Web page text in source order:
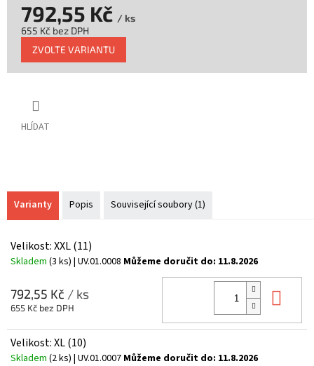
HLÍDAT
792,55 Kč / ks
655 Kč bez DPH
Měrná
cena:
ZVOLTE VARIANTU
Varianty Popis Související soubory (1)
Velikost: XXL (11)
Skladem (3 ks) | UV.01.0008 Můžeme doručit do: 11.8.2026
792,55 Kč / ks
655 Kč bez DPH
Velikost: XL (10)
Skladem (2 ks) | UV.01.0007 Můžeme doručit do: 11.8.2026